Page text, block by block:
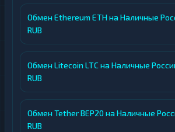
Обмен Ethereum ETH на Наличные
RUB
Обмен Litecoin LTC на Наличные
RUB
Обмен Tether BEP20 на Наличные
RUB